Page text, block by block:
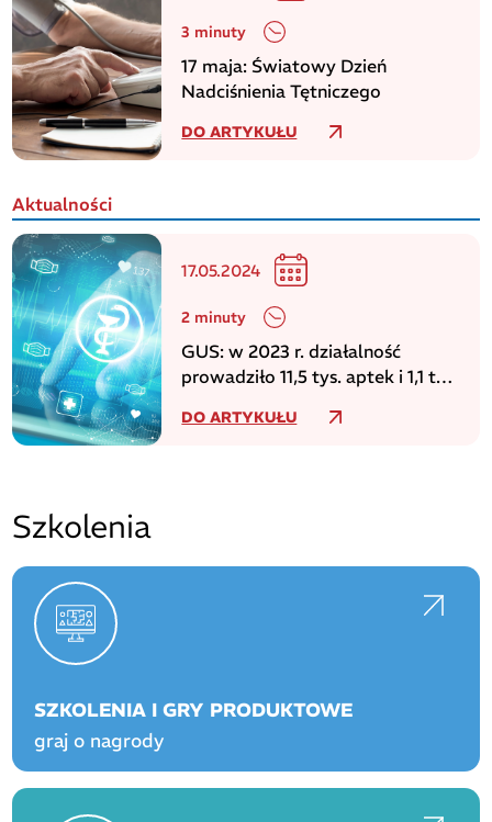
3 minuty
17 maja: Światowy Dzień
Nadciśnienia Tętniczego
DO ARTYKUŁU
Aktualności
17.05.2024
2 minuty
GUS: w 2023 r. działalność
prowadziło 11,5 tys. aptek i 1,1 tys.
DO ARTYKUŁU
Szkolenia
SZKOLENIA I GRY PRODUKTOWE
graj o nagrody